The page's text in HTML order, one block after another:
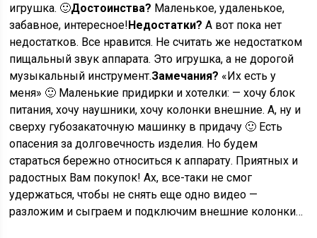
игрушка. 🙂Достоинства? Маленькое, удаленькое,
забавное, интересное!Недостатки?А вот пока нет
недостатков. Все нравится. Не считать же недостатком
пищальный звук аппарата. Это игрушка, а не дорогой
музыкальный инструмент.Замечания? «Их есть у
меня» 🙂 Маленькие придирки и хотелки: — хочу блок
питания, хочу наушники, хочу колонки внешние. А, ну и
сверху губозакаточную машинку в придачу 🙂 Есть
опасения за долговечность изделия. Но будем
стараться бережно относиться к аппарату. Приятных и
радостных Вам покупок! Ах, все-таки не смог
удержаться, чтобы не снять еще одно видео —
разложим и сыграем и подключим внешние колонки…